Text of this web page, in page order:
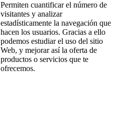
Permiten cuantificar el número de
visitantes y analizar
estadísticamente la navegación que
hacen los usuarios. Gracias a ello
podemos estudiar el uso del sitio
Web, y mejorar así la oferta de
productos o servicios que te
ofrecemos.